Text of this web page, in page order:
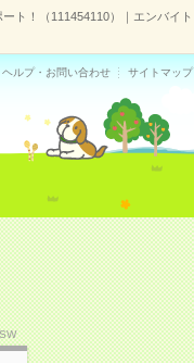
ト！（111454110）｜エンバイト
ヘルプ・お問い合わせ サイトマップ